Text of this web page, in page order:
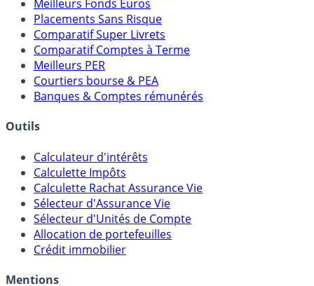
Meilleures Assurances-Vie
Meilleurs Fonds Euros
Placements Sans Risque
Comparatif Super Livrets
Comparatif Comptes à Terme
Meilleurs PER
Banques & Comptes rémunérés
Outils
Calculateur d'intérêts
Calculette Impôts
Calculette Rachat Assurance Vie
Sélecteur d'Assurance Vie
Sélecteur d'Unités de Compte
Crédit immobilier